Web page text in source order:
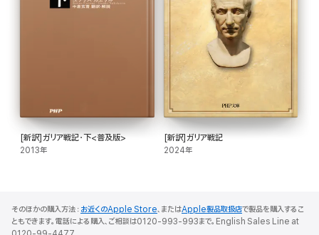
[新訳]ガリア戦記・下<普及版>
2013年
[新訳]ガリア戦記
2024年
そのほかの購入方法： お近くのApple Store、またはApple製品取扱店で製品を購入するこ
ともできます。電話による購入、ご相談は0120-993-993まで。English Sales Line at